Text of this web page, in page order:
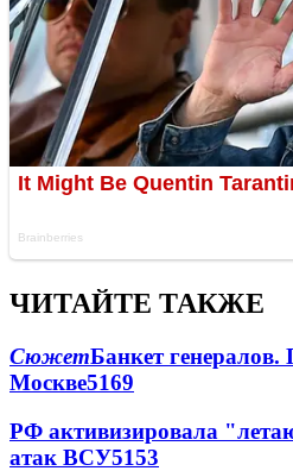
ЧИТАЙТЕ ТАКЖЕ
СюжетБанкет генералов.
Москве5169
РФ активизировала
атак ВСУ5153